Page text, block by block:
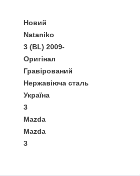
Новий
Nataniko
3 (BL) 2009-
Оригінал
Гравірований
Нержавіюча сталь
Україна
3
Mazda
Mazda
3